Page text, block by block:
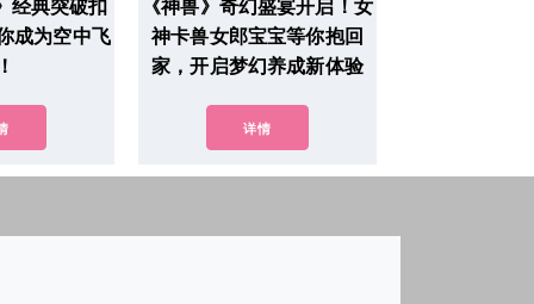
经典突破扣
成为空中飞
《神兽》奇幻盛宴开启！女
神卡兽女郎宝宝等你抱回
家，开启梦幻养成新体验
详情